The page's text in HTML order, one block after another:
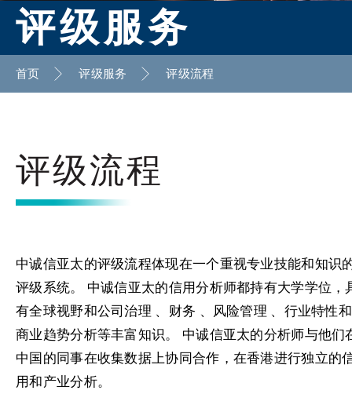
评级服务
首页 评级服务 评级流程
评级流程
中诚信亚太的评级流程体现在一个重视专业技能和知识
评级系统。 中诚信亚太的信用分析师都持有大学学位，
有全球视野和公司治理 、财务 、风险管理 、行业特性和
商业趋势分析等丰富知识。 中诚信亚太的分析师与他们
中国的同事在收集数据上协同合作，在香港进行独立的
用和产业分析。